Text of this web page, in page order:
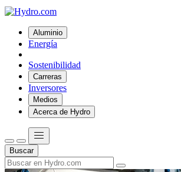
Aluminio
Energía
Sostenibilidad
Carreras
Inversores
Medios
Acerca de Hydro
Buscar